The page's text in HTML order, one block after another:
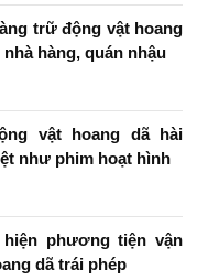
trữ động vật hoang
hàng, quán nhậu
vật hoang dã hài
như phim hoạt hình
phương tiện vận
dã trái phép